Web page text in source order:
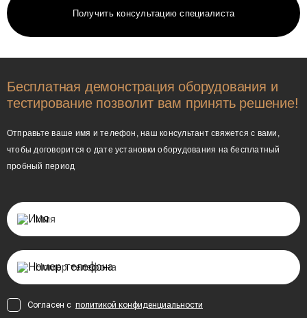
Получить консультацию специалиста
Бесплатная демонстрация оборудования и
тестирование позволит вам принять решение!
Отправьте ваше имя и телефон, наш консультант свяжется с вами,
чтобы договорится о дате установки оборудования на бесплатный
пробный период
Согласен с политикой конфиденциальности